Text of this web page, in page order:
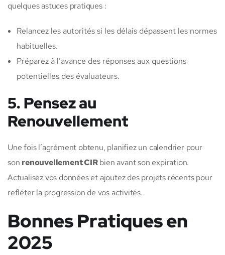
quelques astuces pratiques :
Relancez les autorités si les délais dépassent les normes
habituelles.
Préparez à l’avance des réponses aux questions
potentielles des évaluateurs.
5. Pensez au
Renouvellement
Une fois l’agrément obtenu, planifiez un calendrier pour
son renouvellement CIRbien avant son expiration.
Actualisez vos données et ajoutez des projets récents pour
refléter la progression de vos activités.
Bonnes Pratiques en
2025